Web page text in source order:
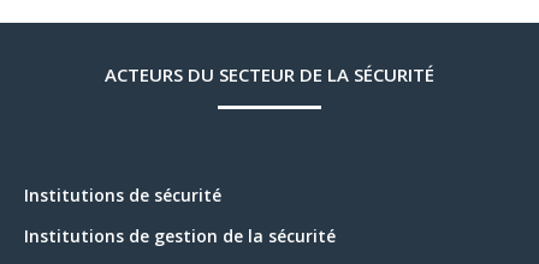
ACTEURS DU SECTEUR DE LA SÉCURITÉ
Institutions de sécurité
Institutions de gestion de la sécurité